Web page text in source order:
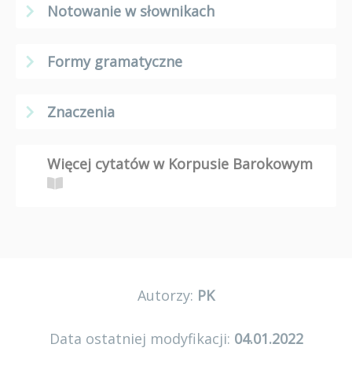
Notowanie w słownikach
Formy gramatyczne
Znaczenia
Więcej cytatów w Korpusie Barokowym
Autorzy: PK
Data ostatniej modyfikacji: 04.01.2022